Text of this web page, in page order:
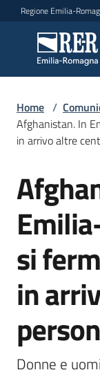
Vai al contenuto
Vai alla navigazione
Vai al footer
Regione Emilia-
Comunicati
stampa
Menu
un
comunicato
Risorse
di
Home /
Afghanistan. In
in arrivo altre
Salta al contenuto
si
in
Donne e